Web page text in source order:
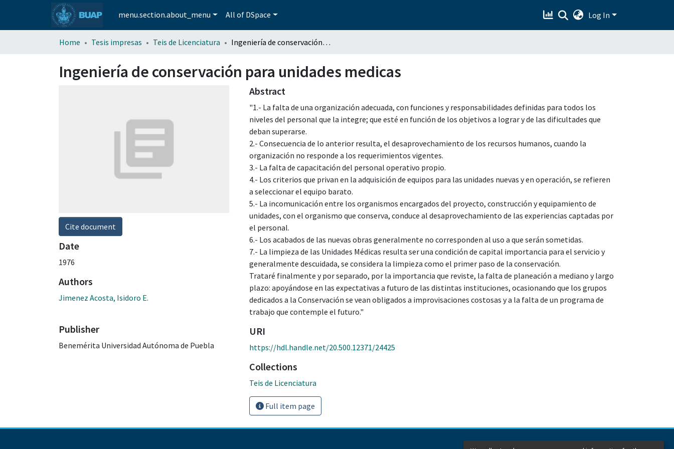
menu.section.about_menu All of DSpace Log In
Home Tesis impresas Teis de Licenciatura Ingeniería de conservación para unidades medicas
Ingeniería de conservación para unidades medicas
Cite document
Date
1976
Authors
Jimenez Acosta, Isidoro E.
Publisher
Benemérita Universidad Autónoma de Puebla
Abstract
"1.- La falta de una organización adecuada, con funciones y responsabilidades definidas para todos los
niveles del personal que la integre; que esté en función de los objetivos a lograr y de las dificultades que
deban superarse.
2.- Consecuencia de lo anterior resulta, el desaprovechamiento de los recursos humanos, cuando la
organización no responde a los requerimientos vigentes.
3.- La falta de capacitación del personal operativo propio.
4.- Los criterios que privan en la adquisición de equipos para las unidades nuevas y en operación, se refieren
a seleccionar el equipo barato.
5.- La incomunicación entre los organismos encargados del proyecto, construcción y equipamiento de
unidades, con el organismo que conserva, conduce al desaprovechamiento de las experiencias captadas por
el personal.
6.- Los acabados de las nuevas obras generalmente no corresponden al uso a que serán sometidas.
7.- La limpieza de las Unidades Médicas resulta ser una condición de capital importancia para el servicio y
generalmente descuidada, se considera la limpieza como el primer paso de la conservación.
Trataré finalmente y por separado, por la importancia que reviste, la falta de planeación a mediano y largo
plazo: apoyándose en las expectativas a futuro de las distintas instituciones, ocasionando que los grupos
dedicados a la Conservación se vean obligados a improvisaciones costosas y a la falta de un programa de
trabajo que contemple el futuro."
URI
https://hdl.handle.net/20.500.12371/24425
Collections
Teis de Licenciatura
Full item page